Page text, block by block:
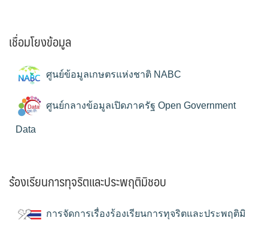
เชื่อมโยงข้อมูล
ศูนย์ข้อมูลเกษตรแห่งชาติ NABC
ศูนย์กลางข้อมูลเปิดภาครัฐ Open Government
Data
ร้องเรียนการทุจริตและประพฤติมิชอบ
การจัดการเรื่องร้องเรียนการทุจริตและประพฤติมิ